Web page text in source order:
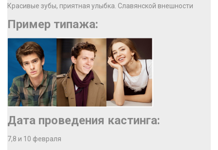
Красивые зубы, приятная улыбка. Славянской внешности
Пример типажа:
Дата проведения кастинга:
7,8 и 10 февраля